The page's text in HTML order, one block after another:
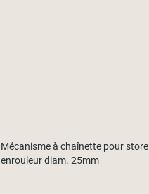
Mécanisme à chaînette pour store
enrouleur diam. 25mm